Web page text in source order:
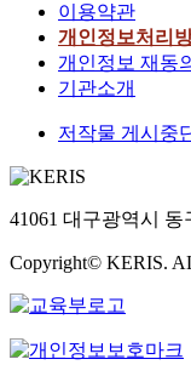
이용약관
개인정보처리
개인정보 재동
기관소개
저작물 게시중
41061 대구광역시 동
Copyright© KERIS.